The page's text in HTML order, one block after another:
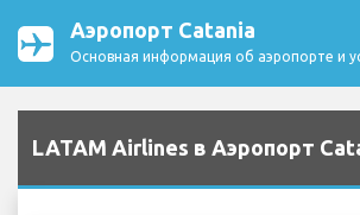
Аэропорт Catania
Основная информация об аэропорте и
LATAM Airlines в Аэропорт